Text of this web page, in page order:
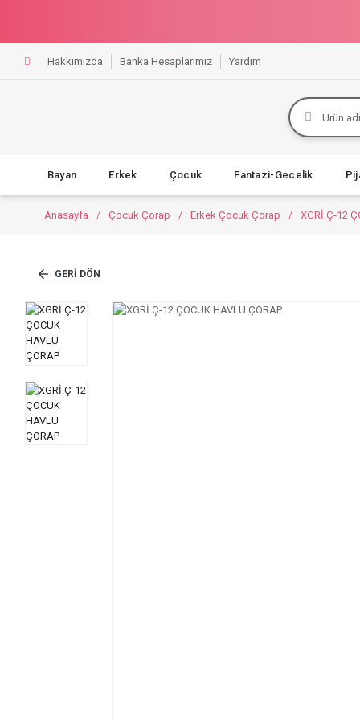
Hakkımızda Banka Hesaplarımız Yardım
Bayan Erkek Çocuk Fantazi-Gecelik
Anasayfa Çocuk Çorap Erkek Çocuk Çorap XGRİ Ç-12
GERI DÖN